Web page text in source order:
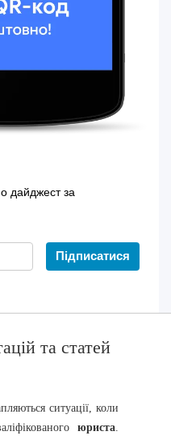
дайджест за
Підписатися
та статей
ситуації, коли
юриста.